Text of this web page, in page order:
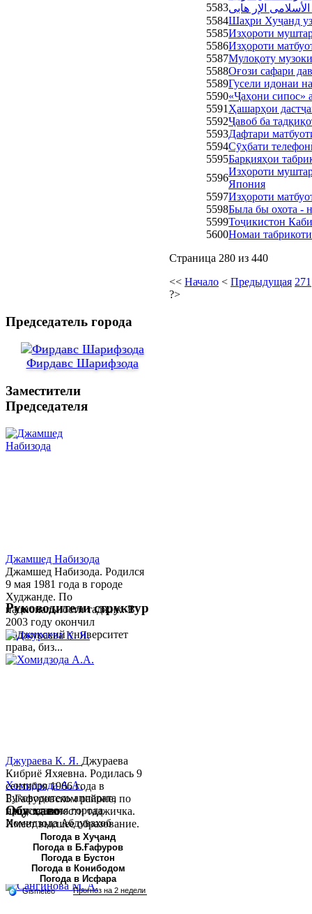
5583
5584Шаҳри Хуҷанд
5585Изҳороти
5586Изҳороти
5587Мулоқоту
5588Оғози сафари
5589Гусели идонаи
5590«Ҷаҳони сипос»
5591 Ҳашарҳои
5592Ҷавоб ба
5593Дафтари
5594Сӯҳбати
5595Барқияҳои
5596
Изҳороти
Япония
5597Изҳороти
5598Была бы охота -
5599Тоҷикистон
5600Номаи
Страница 280 из 440
<< Начало < Предыдущая 271
?>
Председатель города
Фирдавс Шарифзода
Заместители
Председателя
Джамшед Набизода
Джамшед Набизода. Родился
9 мая 1981 года в городе
Худжанде. По
национальности таджик. В
2003 году окончил
Таджикский университет
права, биз...
Хомидзода А.А.
Руководитель аппарата
председателя города
Хомидзода Абдувахоб
Абдумаджид родился 8
июня 1978 года в городе
Худжанде. По
национальности...
Руководители структур
Джураева К. Я. Джураева
Кибриё Яхяевна. Родилась 9
сентября 1966 года в
Б.Гафуровском районе, по
национальности таджичка.
Имеет высшее образование.
В 1997 ...
Обу хаво
Погода в Хуҷанд
Погода в Б.Ғафуров
Погода в Бустон
Погода в Конибодом
Погода в Исфара